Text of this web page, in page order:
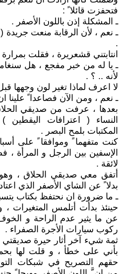
فتحفزت قائلا ً :
ـ المشكلة إذن باللون الأصفر .
ـ نعم ، لأن الرقابة منعت جريدة
.
انتابتني قشعريرة ، فقلت
ـ يا له من خبر مفجع ، هل
لأنه .. ؟ .
لا اعرف لماذا تغير لون وجهها
ـ نعم ، ومن الآن فصاعدا ً علينا
بعدها ، عرفت من صديقي
النساء ( اعترافات
المكتبات بلمح البصر .
كنت متفهما ً وموافقا ً على
الإسفين بين الرجل و المرأة ،
لائقة .
أتفق معي صديقي الحلاق ،
بدلا ً عن الشاي الأصفر الذي
ـ ما ضرورة ان نحتفظ بكتاب
حينئذ بدأت أتلمس المتغيرات ،
عن ما يثير عدم الراحة و
ركوب سيارات الأجرة الصفراء .
ثمة شيء آخر أثار حيرة
بأني على خطأ ، و قلت لها
حقهم التصريح في شبكات